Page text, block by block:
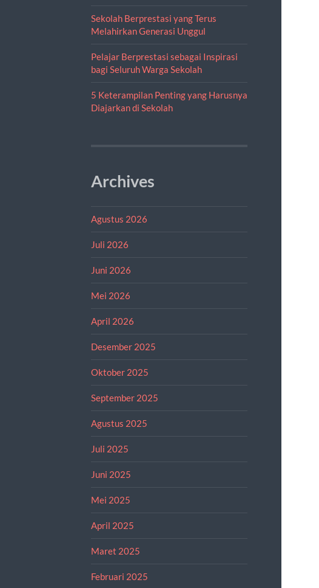
Sekolah Berprestasi yang Terus
Melahirkan Generasi Unggul
Pelajar Berprestasi sebagai Inspirasi
bagi Seluruh Warga Sekolah
5 Keterampilan Penting yang Harusnya
Diajarkan di Sekolah
Archives
Agustus 2026
Juli 2026
Juni 2026
Mei 2026
April 2026
Desember 2025
Oktober 2025
September 2025
Agustus 2025
Juli 2025
Juni 2025
Mei 2025
April 2025
Maret 2025
Februari 2025